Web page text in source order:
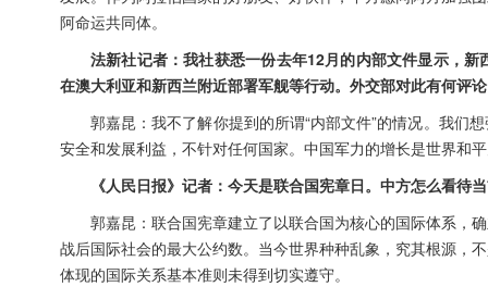
阿命运共同体。
法新社记者：我社获悉一份去年12月的内部文件显示，
在澳大利亚和新西兰附近部署军舰等行动。外交部对此有何评
郭嘉昆：我不了解你提到的所谓“内部文件”的情况。我们
安全和发展利益，不针对任何国家。中国军力的增长是世界和
《人民日报》记者：今天是联合国宪章日。中方怎么看
郭嘉昆：联合国宪章建立了以联合国为核心的国际体系，
战后国际社会的最大公约数。当今世界种种乱象，究其根源，
体现的国际关系基本准则未得到切实遵守。